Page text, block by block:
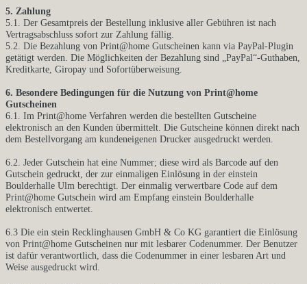
5. Zahlung
5.1. Der Gesamtpreis der Bestellung inklusive aller Gebühren ist nach
Vertragsabschluss sofort zur Zahlung fällig.
5.2. Die Bezahlung von Print@home Gutscheinen kann via PayPal-Plugin
getätigt werden. Die Möglichkeiten der Bezahlung sind „PayPal“-Guthaben,
Kreditkarte, Giropay und Sofortüberweisung.
6. Besondere Bedingungen für die Nutzung von Print@home
Gutscheinen
6.1. Im Print@home Verfahren werden die bestellten Gutscheine
elektronisch an den Kunden übermittelt. Die Gutscheine können direkt nach
dem Bestellvorgang am kundeneigenen Drucker ausgedruckt werden.
6.2. Jeder Gutschein hat eine Nummer; diese wird als Barcode auf den
Gutschein gedruckt, der zur einmaligen Einlösung in der einstein
Boulderhalle Ulm berechtigt. Der einmalig verwertbare Code auf dem
Print@home Gutschein wird am Empfang einstein Boulderhalle
elektronisch entwertet.
6.3 Die ein stein Recklinghausen GmbH & Co KG garantiert die Einlösung
von Print@home Gutscheinen nur mit lesbarer Codenummer. Der Benutzer
ist dafür verantwortlich, dass die Codenummer in einer lesbaren Art und
Weise ausgedruckt wird.